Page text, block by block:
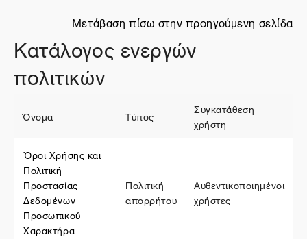
Μετάβαση πίσω στην προηγούμενη σελίδα
Κατάλογος ενεργών
πολιτικών
Όνομα Τύπος
Συγκατάθεση
χρήστη
Όροι Χρήσης και
Πολιτική
Προστασίας
Δεδομένων
Προσωπικού
Χαρακτήρα
Πολιτική
απορρήτου
Αυθεντικοποιημένοι
χρήστες